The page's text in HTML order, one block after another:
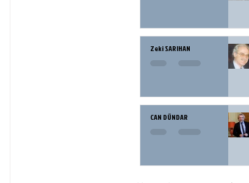
Zeki SARIHAN
CAN DÜNDAR